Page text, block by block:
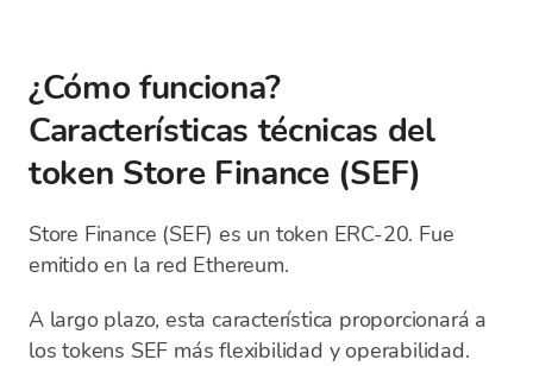
¿Cómo funciona?
Características técnicas del
token Store Finance (SEF)
Store Finance (SEF) es un token ERC-20. Fue
emitido en la red Ethereum.
A largo plazo, esta característica proporcionará a
los tokens SEF más flexibilidad y operabilidad.